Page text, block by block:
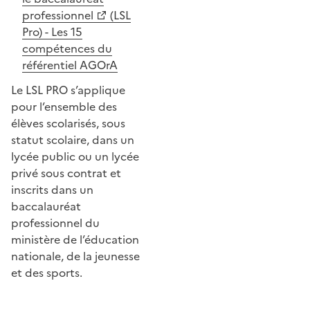
professionnel
(LSL
Pro) - Les 15
compétences du
référentiel AGOrA
Le LSL PRO s’applique
pour l’ensemble des
élèves scolarisés, sous
statut scolaire, dans un
lycée public ou un lycée
privé sous contrat et
inscrits dans un
baccalauréat
professionnel du
ministère de l’éducation
nationale, de la jeunesse
et des sports.